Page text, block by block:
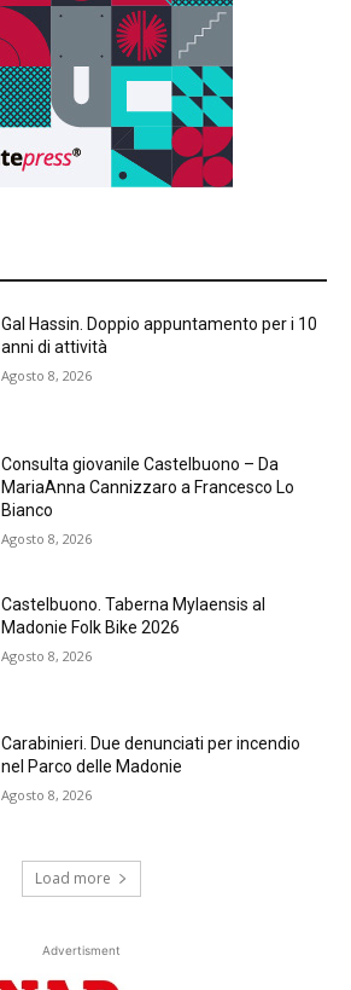
Gal Hassin. Doppio appuntamento per i 10
anni di attività
Agosto 8, 2026
Consulta giovanile Castelbuono – Da
MariaAnna Cannizzaro a Francesco Lo
Bianco
Agosto 8, 2026
Castelbuono. Taberna Mylaensis al
Madonie Folk Bike 2026
Agosto 8, 2026
Carabinieri. Due denunciati per incendio
nel Parco delle Madonie
Agosto 8, 2026
Load more
Advertisment